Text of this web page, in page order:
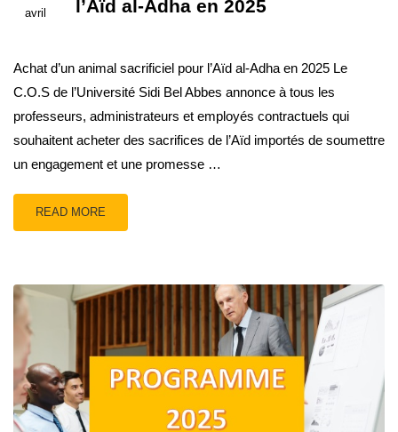
avril
l’Aïd al-Adha en 2025
Achat d’un animal sacrificiel pour l’Aïd al-Adha en 2025 Le
C.O.S de l’Université Sidi Bel Abbes annonce à tous les
professeurs, administrateurs et employés contractuels qui
souhaitent acheter des sacrifices de l’Aïd importés de soumettre
un engagement et une promesse …
READ MORE